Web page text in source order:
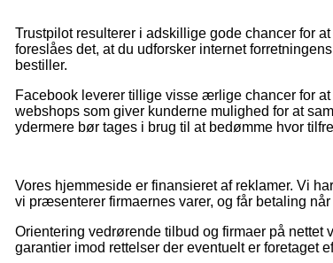
Trustpilot resulterer i adskillige gode chancer for
foreslåes det, at du udforsker internet
bestiller.
Facebook leverer tillige visse ærlige chancer for
webshops som giver kunderne mulighed for at
ydermere bør tages i brug til at bedømme hvor
Vores hjemmeside er finansieret af reklamer. Vi
vi præsenterer firmaernes varer, og får betaling
Orientering vedrørende tilbud og firmaer på
garantier imod rettelser der eventuelt er foretaget